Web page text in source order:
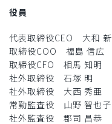
役員
代表取締役CEO 大和 新
取締役COO 福島 信広
取締役CFO 相馬 知明
社外取締役 石塚 明
社外取締役 大西 秀亜
常勤監査役 山野 智也子
社外監査役 郡司 昌恭